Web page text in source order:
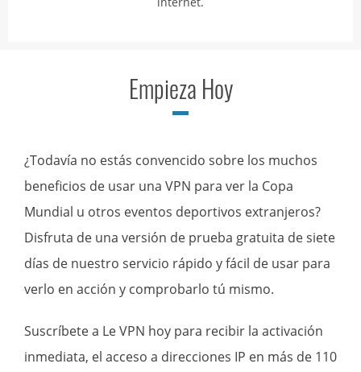
Empieza Hoy
¿Todavía no estás convencido sobre los muchos
beneficios de usar una VPN para ver la Copa
Mundial u otros eventos deportivos extranjeros?
Disfruta de una versión de prueba gratuita de siete
días de nuestro servicio rápido y fácil de usar para
verlo en acción y comprobarlo tú mismo.
Suscríbete a Le VPN hoy para recibir la activación
inmediata, el acceso a direcciones IP en más de 110